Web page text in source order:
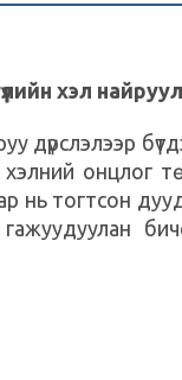
хэл
онцлог
нь тогтсон